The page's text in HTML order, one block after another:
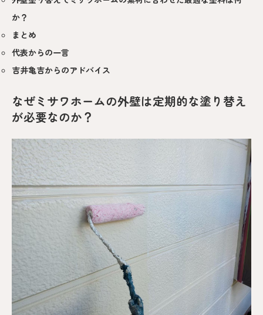
か？
まとめ
代表からの一言
吉井亀吉からのアドバイス
なぜミサワホームの外壁は定期的な塗り替え
が必要なのか？